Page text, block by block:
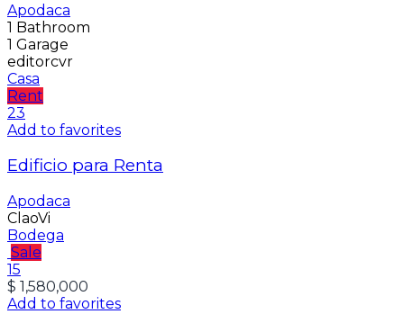
Apodaca
1 Bathroom
1 Garage
editorcvr
Casa
Rent
23
Add to favorites
Edificio para Renta
Apodaca
ClaoVi
Bodega
Sale
15
$ 1,580,000
Add to favorites